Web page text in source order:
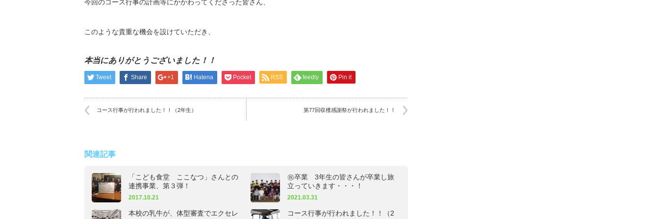
今回のコース行事の計画等にかかわってくださった皆さん、
このような貴重な機会を設けていただき、
本当にありがとうございました！！
Tweet Share +1 Hatena Pocket RSS feedly Pin it
コース行事が行われました！！（2年生） 第77回収穫感謝祭が行われました！！
関連記事
「こども食堂 ここなつ」さんとの
連携事業、第３弾！
2017.10.21
㊗卒業 3年生の皆さんが卒業し旅
立っていきます・・・！
2021.03.31
本校の乳牛が、体型審査でエクセレ
コース行事が行われました！！（2